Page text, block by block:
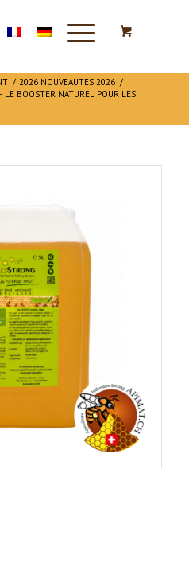
/ 2026 NOUVEAUTES 2026 /
BOOSTER NATUREL POUR LES